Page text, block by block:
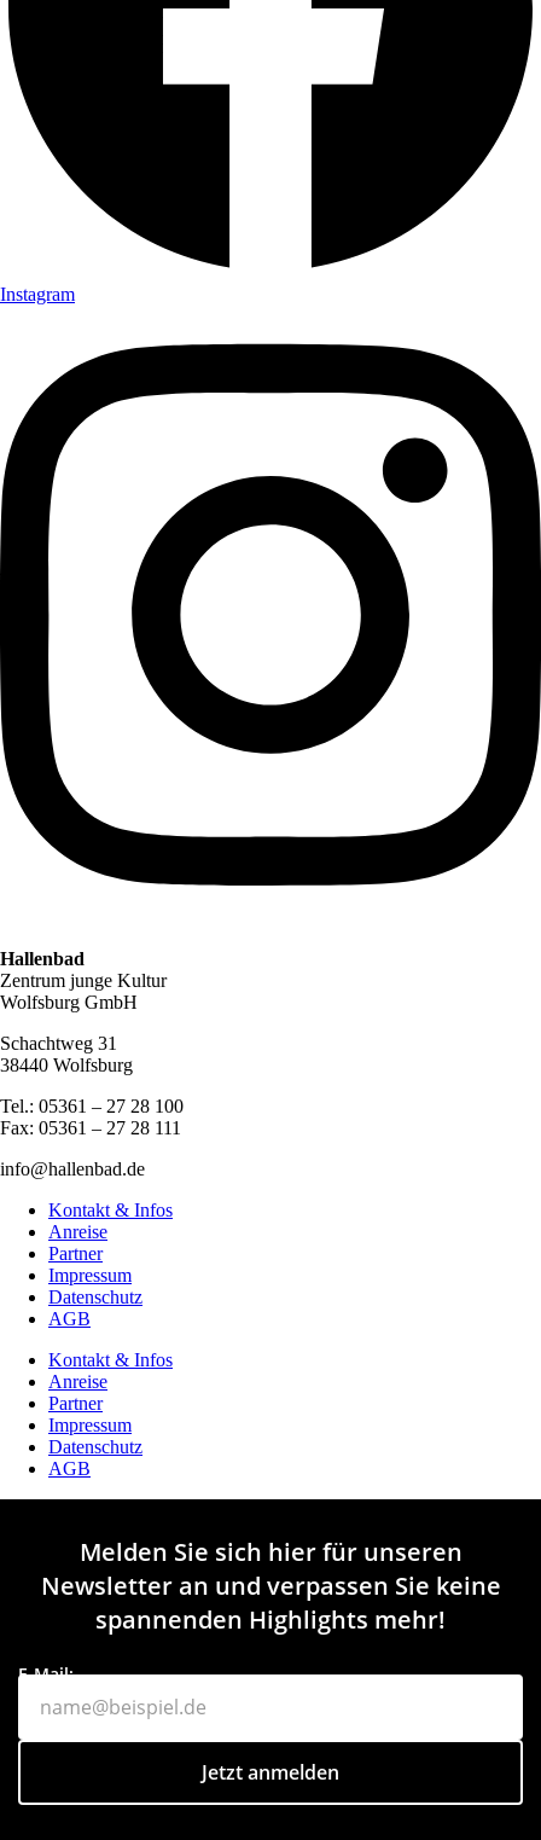
Instagram
Hallenbad
Zentrum junge Kultur
Wolfsburg GmbH
Schachtweg 31
38440 Wolfsburg
Tel.: 05361 – 27 28 100
Fax: 05361 – 27 28 111
info@hallenbad.de
Kontakt & Infos
Anreise
Partner
Impressum
Datenschutz
AGB
Kontakt & Infos
Anreise
Partner
Impressum
Datenschutz
AGB